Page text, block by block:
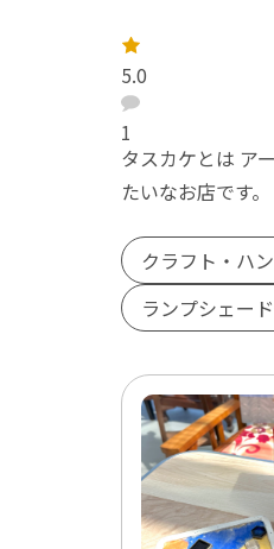
タスカケとは ア
たいなお店です
クラフト・ハ
ランプシェー
レ
ー
ト
：
5.0
口
コ
ミ
：
1